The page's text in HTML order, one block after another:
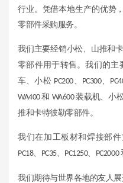
行业。凭借本地生产的优势
零部件采购服务。
我们主要经销小松、山推和
零部件用于转售。我们的主
车、小松 PC200、 PC300、
WA400和 WA600装载机、小
推和卡特彼勒零部件。
我们在加工板材和焊接部
PC18、 PC35、 PC1250、 PC2000
我们期待与世界各地的友人